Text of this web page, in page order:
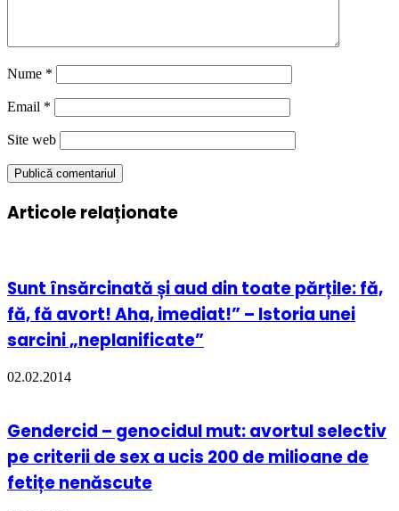
Nume *
Email *
Site web
Articole relaționate
Sunt însărcinată și aud din toate părțile: fă,
fă, fă avort! Aha, imediat!” – Istoria unei
sarcini „neplanificate”
02.02.2014
Gendercid – genocidul mut: avortul selectiv
pe criterii de sex a ucis 200 de milioane de
fetițe nenăscute